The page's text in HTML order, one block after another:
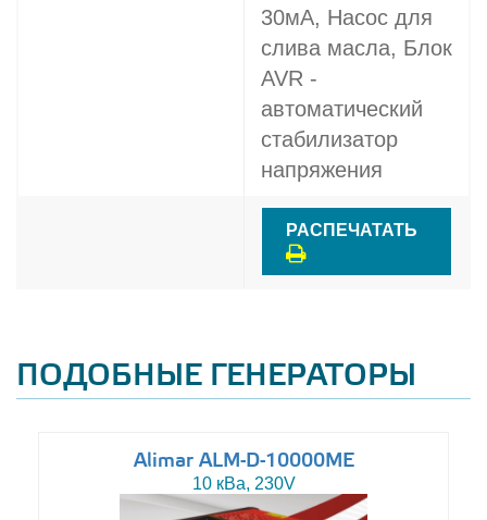
30мА, Насос для
слива масла, Блок
AVR -
автоматический
стабилизатор
напряжения
РАСПЕЧАТАТЬ
ПОДОБНЫЕ ГЕНЕРАТОРЫ
Alimar ALM-D-10000ME
10 кВа, 230V